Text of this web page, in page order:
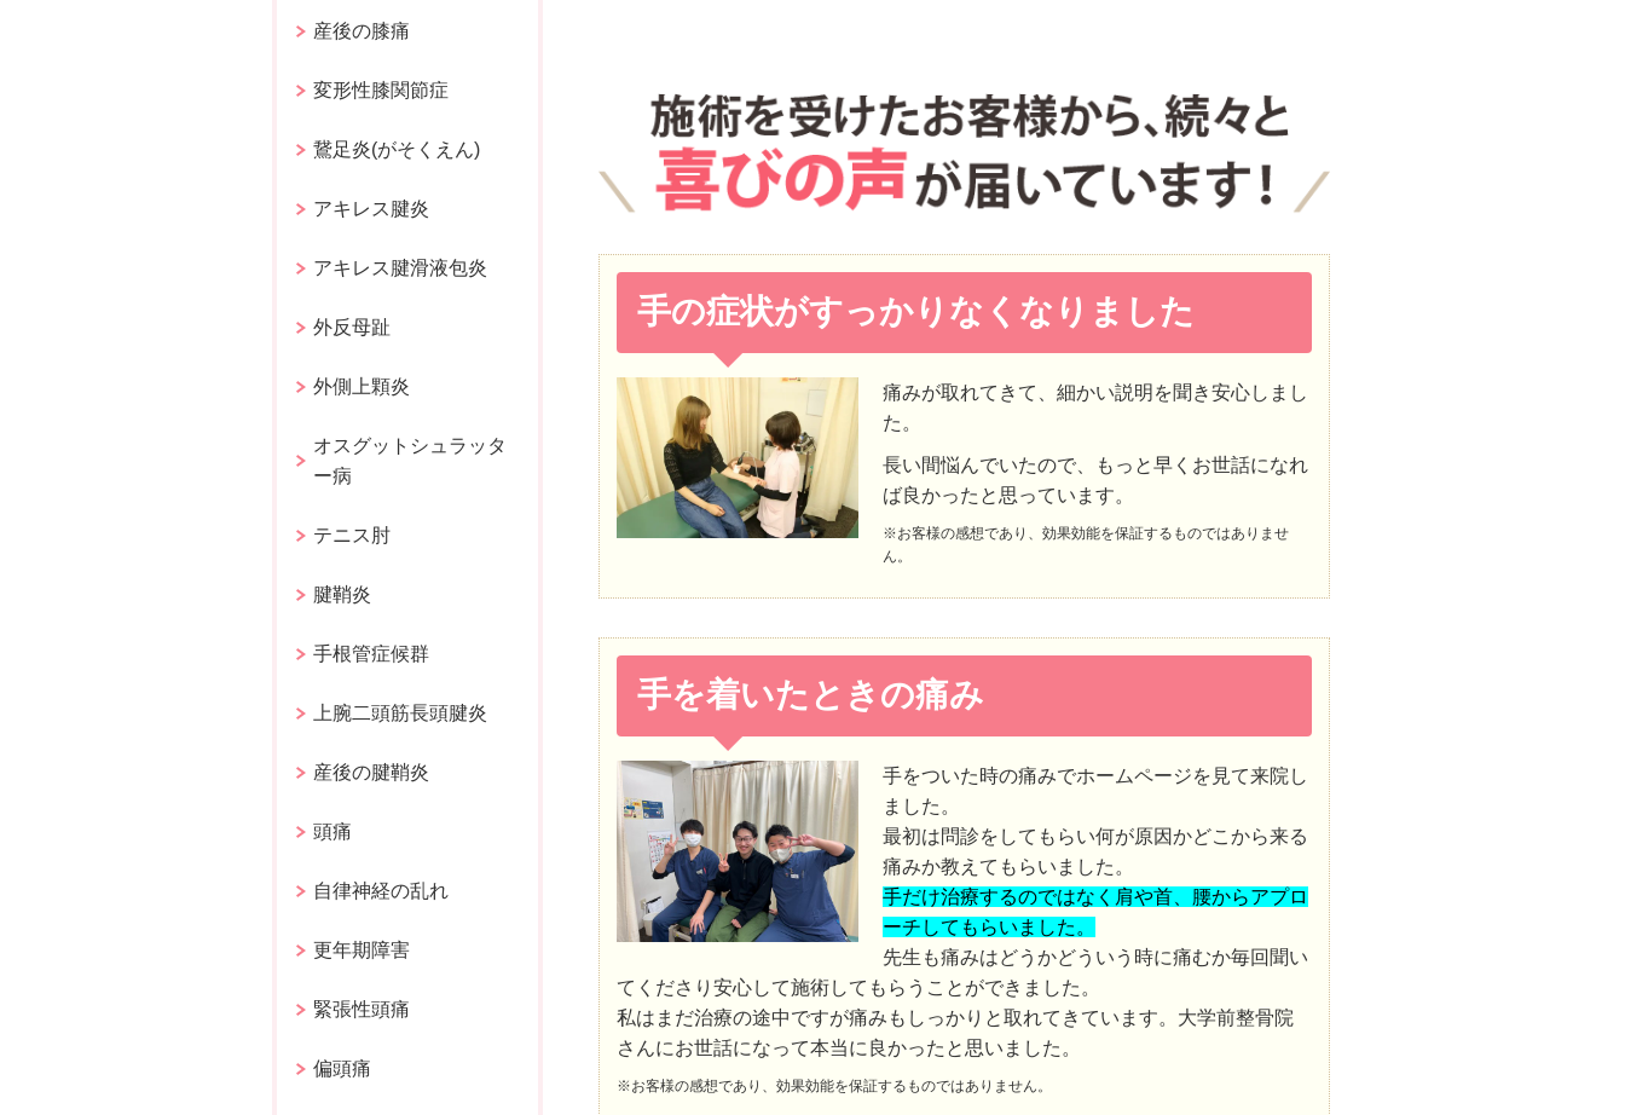
手の症状がすっかりなくなりました
痛みが取れてきて、細かい説明を聞き安心しまし
た。
長い間悩んでいたので、もっと早くお世話になれ
ば良かったと思っています。
※お客様の感想であり、効果効能を保証するものではありませ
ん。
手を着いたときの痛み
手をついた時の痛みでホームページを見て来院し
ました。
最初は問診をしてもらい何が原因かどこから来る
痛みか教えてもらいました。
手だけ治療するのではなく肩や首、腰からアプロ
ーチしてもらいました。
先生も痛みはどうかどういう時に痛むか毎回聞い
てくださり安心して施術してもらうことができました。
私はまだ治療の途中ですが痛みもしっかりと取れてきています。大学前整骨院
さんにお世話になって本当に良かったと思いました。
※お客様の感想であり、効果効能を保証するものではありません。
産後の膝痛
変形性膝関節症
鵞足炎(がそくえん)
アキレス腱炎
アキレス腱滑液包炎
外反母趾
外側上顆炎
オスグットシュラッタ
ー病
テニス肘
腱鞘炎
手根管症候群
上腕二頭筋長頭腱炎
産後の腱鞘炎
頭痛
自律神経の乱れ
更年期障害
緊張性頭痛
偏頭痛